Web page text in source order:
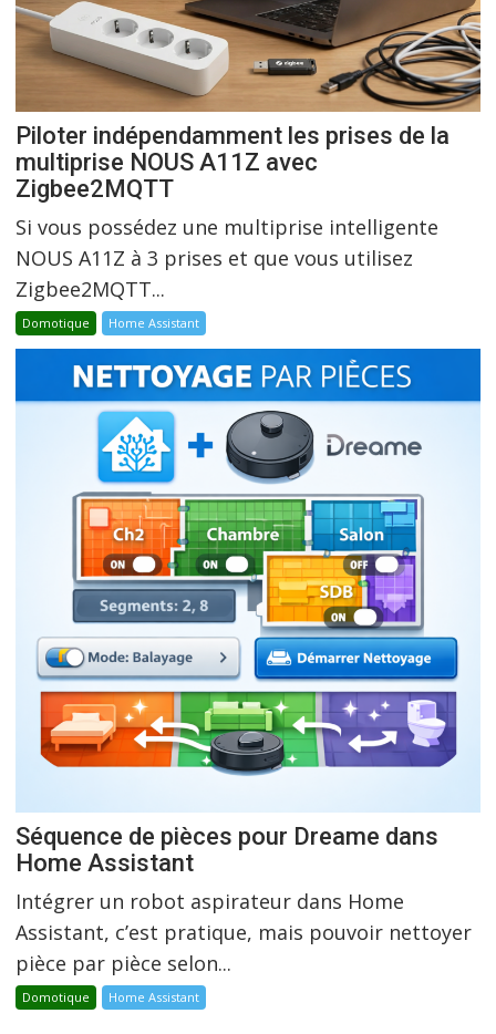
Piloter indépendamment les prises de la
multiprise NOUS A11Z avec
Zigbee2MQTT
Si vous possédez une multiprise intelligente
NOUS A11Z à 3 prises et que vous utilisez
Zigbee2MQTT...
Domotique Home Assistant
Séquence de pièces pour Dreame dans
Home Assistant
Intégrer un robot aspirateur dans Home
Assistant, c’est pratique, mais pouvoir nettoyer
pièce par pièce selon...
Domotique Home Assistant